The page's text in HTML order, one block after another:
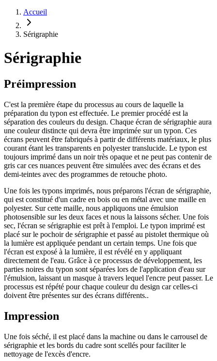
Accueil
Sérigraphie
Sérigraphie
Préimpression
C'est la première étape du processus au cours de laquelle la
préparation du typon est effectuée. Le premier procédé est la
séparation des couleurs du design. Chaque écran de sérigraphie aura
une couleur distincte qui devra être imprimée sur un typon. Ces
écrans peuvent être fabriqués à partir de différents matériaux, le plus
courant étant les transparents en polyester translucide. Le typon est
toujours imprimé dans un noir très opaque et ne peut pas contenir de
gris car ces nuances peuvent être simulées avec des écrans et des
demi-teintes avec des programmes de retouche photo.
Une fois les typons imprimés, nous préparons l'écran de sérigraphie,
qui est constitué d'un cadre en bois ou en métal avec une maille en
polyester. Sur cette maille, nous appliquons une émulsion
photosensible sur les deux faces et nous la laissons sécher. Une fois
sec, l'écran se sérigraphie est prêt à l'emploi. Le typon imprimé est
placé sur le pochoir de sérigraphie et passé au pistolet thermique où
la lumière est appliquée pendant un certain temps. Une fois que
l'écran est exposé à la lumière, il est révélé en y appliquant
directement de l'eau. Grâce à ce processus de développement, les
parties noires du typon sont séparées lors de l'application d'eau sur
l'émulsion, laissant un masque à travers lequel l'encre peut passer. Le
processus est répété pour chaque couleur du design car celles-ci
doivent être présentes sur des écrans différents..
Impression
Une fois séché, il est placé dans la machine ou dans le carrousel de
sérigraphie et les bords du cadre sont scellés pour faciliter le
nettoyage de l'excès d'encre.